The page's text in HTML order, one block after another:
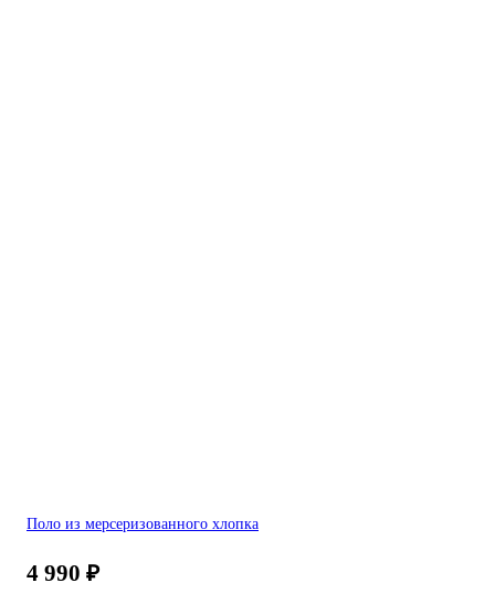
Поло из мерсеризованного хлопка
4 990 ₽